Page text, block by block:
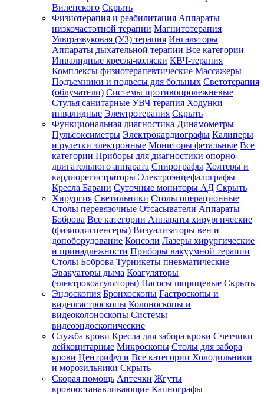
Виленского Скрыть
Физиотерапия и реабилитация Аппараты
низкочастотной терапии Магнитотерапия
Ультразвуковая (УЗ) терапия Ингаляторы
Аппараты дыхательной терапии Все категории
Инвалидные кресла-коляски КВЧ-терапия
Комплексы физиотерапевтические Массажеры
Подъемники и подвесы для больных Светотерапия
(облучатели) Системы противопролежневые
Стулья санитарные УВЧ терапия Ходунки
инвалидные Электротерапия Скрыть
Функциональная диагностика Динамометры
Пульсоксиметры Электрокардиографы Калиперы
и рулетки электронные Мониторы фетальные Все
категории Приборы для диагностики опорно-
двигательного аппарата Спирографы Холтеры и
кардиорегистраторы Электроэнцефалографы
Кресла Барани Суточные мониторы АД Скрыть
Хирургия Светильники Столы операционные
Столы перевязочные Отсасыватели Аппараты
Боброва Все категории Аппараты хирургические
(физиодиспенсеры) Визуализаторы вен и
допоборудование Консоли Лазеры хирургические
и принадлежности Приборы вакуумной терапии
Столы Боброва Турникеты пневматические
Эвакуаторы дыма Коагуляторы
(электрокоагуляторы) Насосы шприцевые Скрыть
Эндоскопия Бронхоскопы Гастроскопы и
видеогастроскопы Колоноскопы и
видеоколоноскопы Системы
видеоэндоскопические
Служба крови Кресла для забора крови Счетчики
лейкоцитарные Микроскопы Столы для забора
крови Центрифуги Все категории Холодильники
и морозильники Скрыть
Скорая помощь Аптечки Жгуты
кровоостанавливающие Капнографы